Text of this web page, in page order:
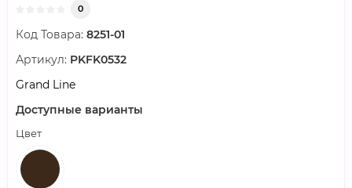
0
Код Товара: 8251-01
Артикул: PKFK0532
Grand Line
Доступные варианты
Цвет